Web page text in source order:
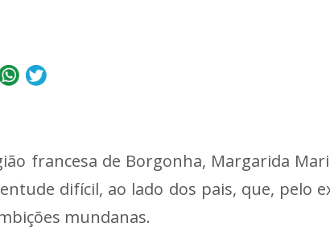
francesa de Borgonha, Margarida
difícil, ao lado dos pais, que, pelo
mundanas.